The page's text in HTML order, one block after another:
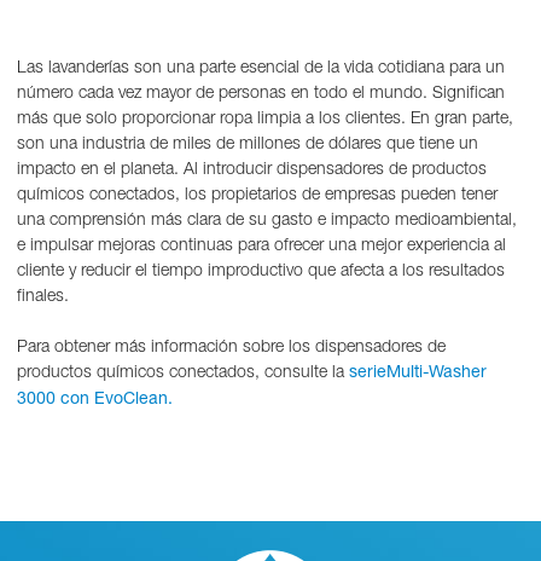
Las lavanderías son una parte esencial de la vida cotidiana para un
número cada vez mayor de personas en todo el mundo. Significan
más que solo proporcionar ropa limpia a los clientes. En gran parte,
son una industria de miles de millones de dólares que tiene un
impacto en el planeta. Al introducir dispensadores de productos
químicos conectados, los propietarios de empresas pueden tener
una comprensión más clara de su gasto e impacto medioambiental,
e impulsar mejoras continuas para ofrecer una mejor experiencia al
cliente y reducir el tiempo improductivo que afecta a los resultados
finales.
Para obtener más información sobre los dispensadores de
productos químicos conectados, consulte la serieMulti-Washer
3000 con EvoClean.